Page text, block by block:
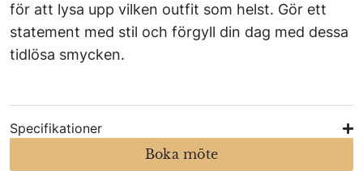
för att lysa upp vilken outfit som helst. Gör ett
statement med stil och förgyll din dag med dessa
tidlösa smycken.
Specifikationer
Boka möte